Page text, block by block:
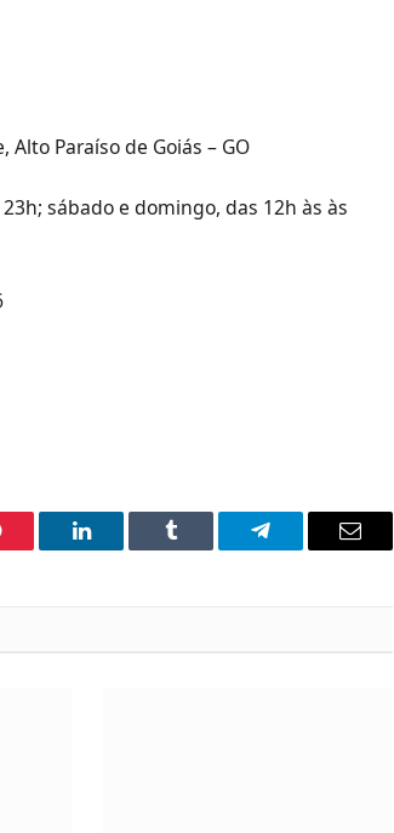
Alto Paraíso de Goiás – GO
sábado e domingo, das 12h às às
LinkedIn Tumblr Telegram Email